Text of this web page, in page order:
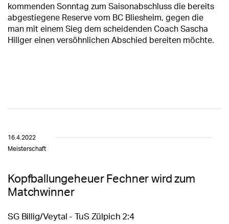
kommenden Sonntag zum Saisonabschluss die bereits
abgestiegene Reserve vom BC Bliesheim, gegen die
man mit einem Sieg dem scheidenden Coach Sascha
Hillger einen versöhnlichen Abschied bereiten möchte.
16.4.2022
Meisterschaft
Kopfballungeheuer Fechner wird zum
Matchwinner
SG Billig/Veytal - TuS Zülpich 2:4